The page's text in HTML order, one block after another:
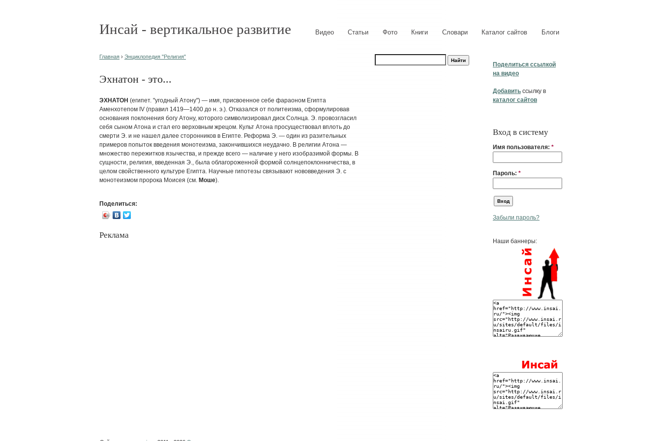
Инсай - вертикальное развитие Видео Статьи Фото Книги Словари Каталог сайтов Блоги
Поделиться ссылкой
на видео
Добавить ссылку в
каталог сайтов
Вход в систему
Имя пользователя: *
Пароль: *
Забыли пароль?
Наши баннеры:
Главная › Энциклопедия "Религия"
Эхнатон - это...
ЭХНАТОН (египет. "угодный Атону") — имя, присвоенное себе фараоном Египта
Аменхотепом IV (правил 1419—1400 до н. э.). Отказался от политеизма, сформулировав
основания поклонения богу Атону, которого символизировал диск Солнца. Э. провозгласил
себя сыном Атона и стал его верховным жрецом. Культ Атона просуществовал вплоть до
смерти Э. и не нашел далее сторонников в Египте. Реформа Э. — один из разительных
примеров попыток введения монотеизма, закончившихся неудачно. В религии Атона —
множество пережитков язычества, и прежде всего — наличие у него изобразимой формы. В
сущности, религия, введенная Э., была облагороженной формой солнцепоклонничества, в
целом свойственного культуре Египта. Научные гипотезы связывают нововведения Э. с
монотеизмом пророка Моисея (см. Моше).
Поделиться:
Реклама